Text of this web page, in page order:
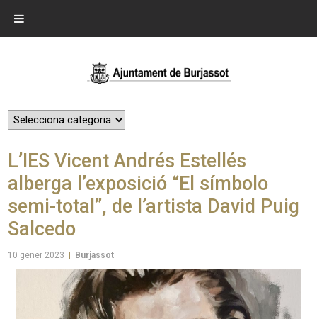
L’IES Vicent Andrés Estellés
alberga l’exposició “El símbolo
semi-total”, de l’artista David Puig
Salcedo
10 gener 2023 Burjassot